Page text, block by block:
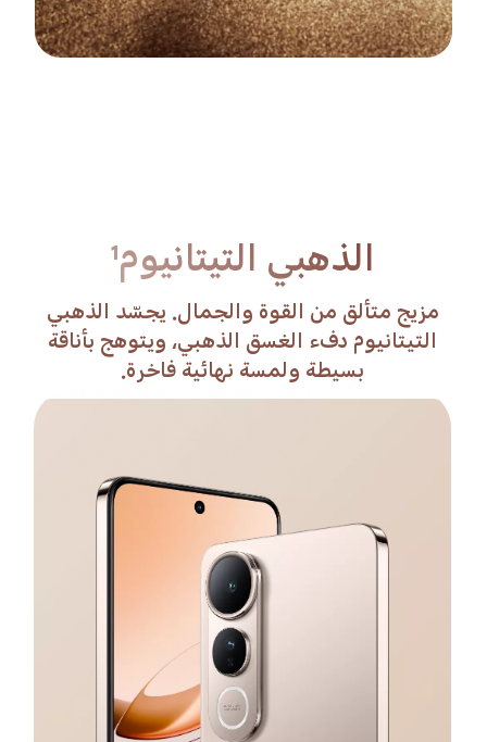
الأسود الشبحي¹
يتميز الأسود الشبحي بدرجات لونية غنية
ومخملية مع لمسة من اللمعان ليحقق التوازن
بين الغموض والرقي.